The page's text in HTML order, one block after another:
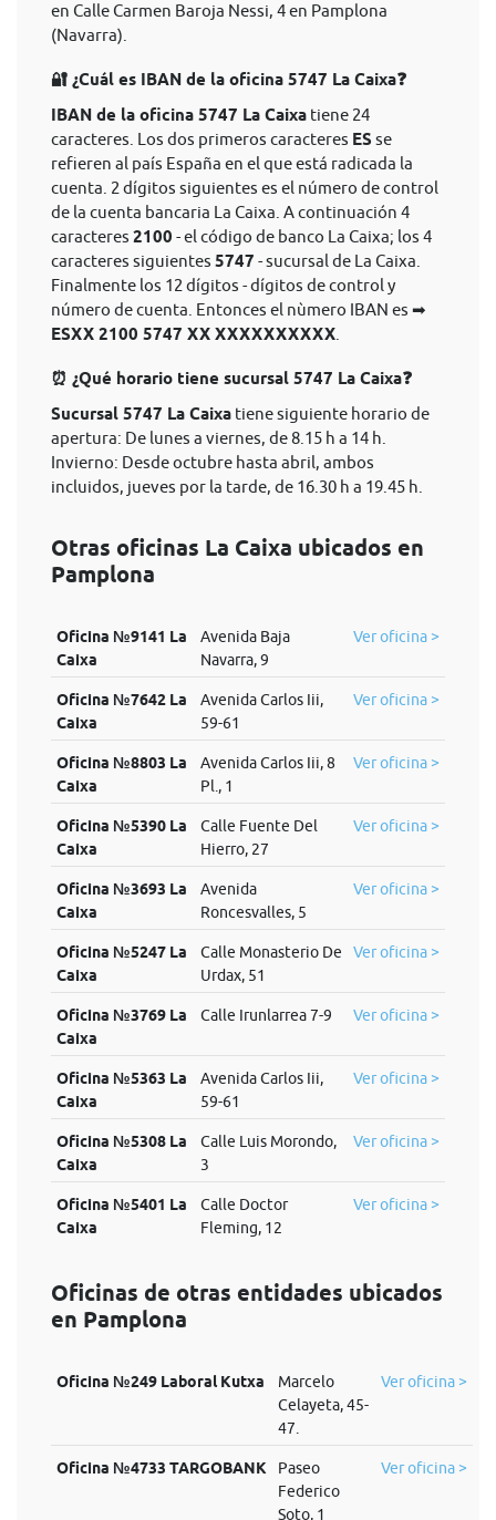
en Calle Carmen Baroja Nessi, 4 en Pamplona
(Navarra).
🔐 ¿Cuál es IBAN de la oficina 5747 La Caixa❓
IBAN de la oficina 5747 La Caixa tiene 24
caracteres. Los dos primeros caracteres ES se
refieren al país España en el que está radicada la
cuenta. 2 dígitos siguientes es el número de control
de la cuenta bancaria La Caixa. A continuación 4
caracteres 2100 - el código de banco La Caixa; los 4
caracteres siguientes 5747 - sucursal de La Caixa.
Finalmente los 12 dígitos - dígitos de control y
número de cuenta. Entonces el nùmero IBAN es ➡
ESXX 2100 5747 XX XXXXXXXXXX
⏰ ¿Qué horario tiene sucursal 5747 La Caixa❓
Sucursal 5747 La Caixa tiene siguiente horario de
apertura: De lunes a viernes, de 8.15 h a 14 h.
Invierno: Desde octubre hasta abril, ambos
incluidos, jueves por la tarde, de 16.30 h a 19.45 h.
Otras oficinas La Caixa ubicados en
Pamplona
Oficina №9141 La
Caixa
Avenida Baja
Navarra, 9
Ver oficina >
Oficina №7642 La
Caixa
Avenida Carlos Iii,
59-61
Ver oficina >
Oficina №8803 La
Caixa
Avenida Carlos Iii, 8
Pl., 1
Ver oficina >
Oficina №5390 La
Caixa
Calle Fuente Del
Hierro, 27
Ver oficina >
Oficina №3693 La
Caixa
Avenida
Roncesvalles, 5
Ver oficina >
Oficina №5247 La
Caixa
Calle Monasterio De
Urdax, 51
Ver oficina >
Oficina №3769 La
Caixa
Calle Irunlarrea 7-9 Ver oficina >
Oficina №5363 La
Caixa
Avenida Carlos Iii,
59-61
Ver oficina >
Oficina №5308 La
Caixa
Calle Luis Morondo,
3
Ver oficina >
Oficina №5401 La
Caixa
Calle Doctor
Fleming, 12
Ver oficina >
Oficinas de otras entidades ubicados
en Pamplona
Oficina №249 Laboral Kutxa
Marcelo
Celayeta, 45-
47.
Ver oficina >
Oficina №4733 TARGOBANK
Paseo
Federico
Soto, 1
Ver oficina >